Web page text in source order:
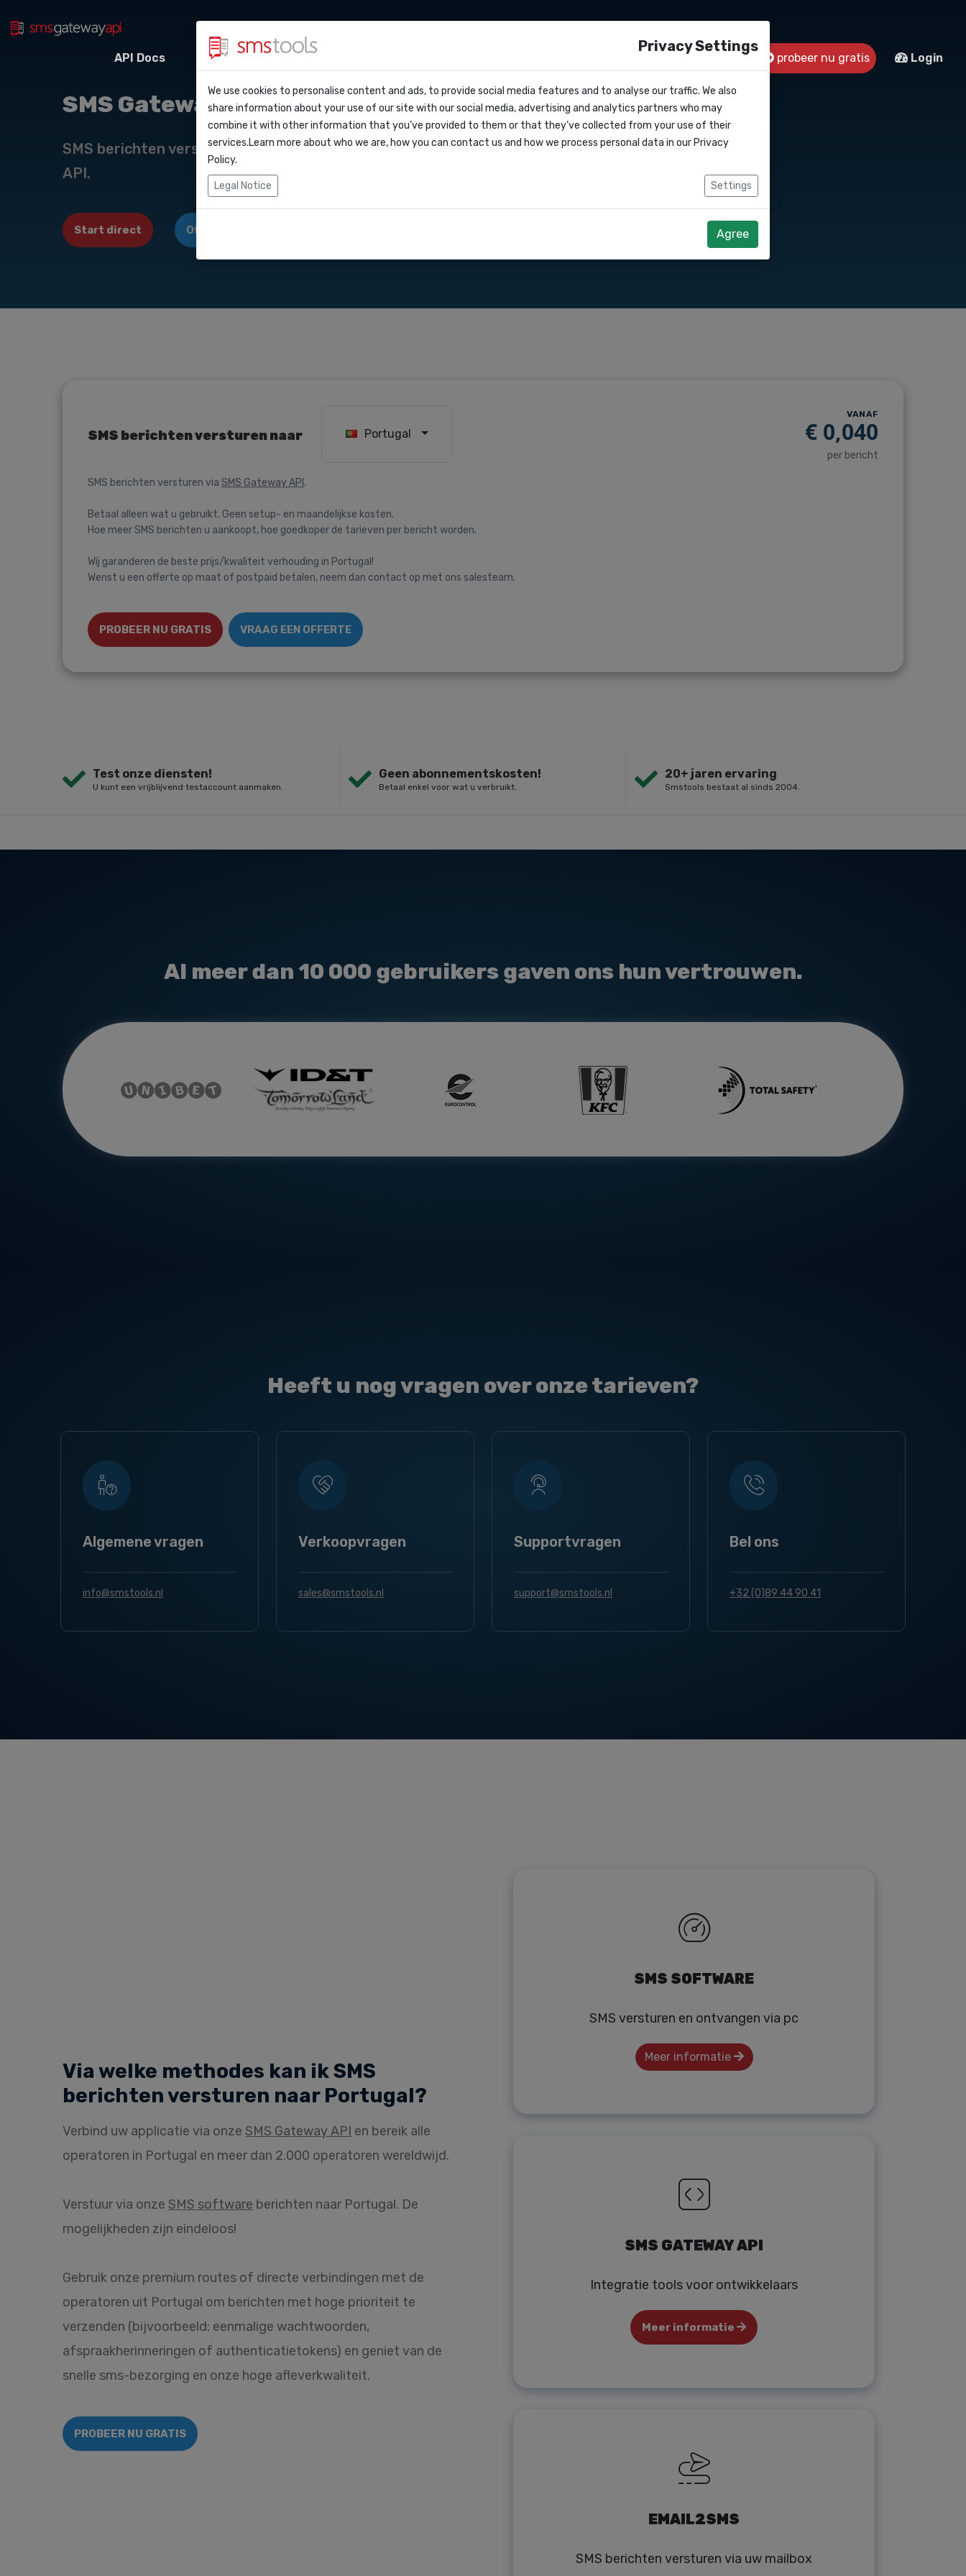
API Docs Webhooks Integraties Contact probeer nu gratis Login
API Docs
Zapier
Blog
Service level agreement
(sla)
Een offerte aanvragen
SMS Gateway API Portugal
SMS berichten versturen en/of ontvangen via onze SMS gateway
API.
Start direct Offerte aanvragen
SMS berichten versturen naar Portugal
SMS berichten versturen via SMS Gateway API .
Betaal alleen wat u gebruikt. Geen setup- en maandelijkse kosten.
Hoe meer SMS berichten u aankoopt, hoe goedkoper de tarieven per bericht worden.
Wij garanderen de beste prijs/kwaliteit verhouding in Portugal!
Wenst u een offerte op maat of postpaid betalen, neem dan contact op met ons salesteam.
PROBEER NU GRATIS VRAAG EEN OFFERTE
VANAF
€ 0,040
per bericht
Test onze diensten!
U kunt een vrijblijvend testaccount aanmaken.
Geen abonnementskosten!
Betaal enkel voor wat u verbruikt.
20+ jaren ervaring
Smstools bestaat al sinds 2004.
Al meer dan 10 000 gebruikers gaven ons hun vertrouwen.
Heeft u nog vragen over onze tarieven?
Algemene vragen
info@smstools.nl
Verkoopvragen
sales@smstools.nl
Supportvragen
support@smstools.nl
Bel ons
+32 (0)89 44 90 41
Via welke methodes kan ik SMS
berichten versturen naar Portugal?
Verbind uw applicatie via onze SMS Gateway API en bereik alle
operatoren in Portugal en meer dan 2.000 operatoren wereldwijd.
Verstuur via onze SMS software berichten naar Portugal. De
mogelijkheden zijn eindeloos!
Gebruik onze premium routes of directe verbindingen met de
operatoren uit Portugal om berichten met hoge prioriteit te
verzenden (bijvoorbeeld: eenmalige wachtwoorden,
afspraakherinneringen of authenticatietokens) en geniet van de
snelle sms-bezorging en onze hoge afleverkwaliteit.
PROBEER NU GRATIS
SMS SOFTWARE
SMS versturen en ontvangen via pc
Meer informatie
SMS GATEWAY API
Integratie tools voor ontwikkelaars
Meer informatie
EMAIL2SMS
SMS berichten versturen via uw mailbox
Privacy Settings
We use cookies to personalise content and ads, to provide social media features and to analyse our traffic. We also
share information about your use of our site with our social media, advertising and analytics partners who may
combine it with other information that you’ve provided to them or that they’ve collected from your use of their
services.Learn more about who we are, how you can contact us and how we process personal data in our Privacy
Policy.
Legal Notice Settings
Agree